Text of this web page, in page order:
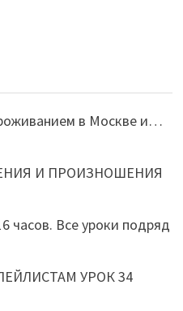
в Москве и…
И ПРОИЗНОШЕНИЯ
часов. Все уроки подряд
УРОК 34